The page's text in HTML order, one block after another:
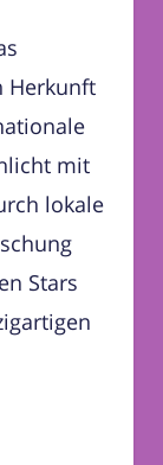
Herkunft
mit
lokale
Stars